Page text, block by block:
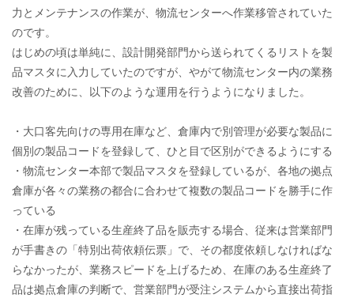
力とメンテナンスの作業が、物流センターへ作業移管されていた
のです。
はじめの頃は単純に、設計開発部門から送られてくるリストを製
品マスタに入力していたのですが、やがて物流センター内の業務
改善のために、以下のような運用を行うようになりました。
・大口客先向けの専用在庫など、倉庫内で別管理が必要な製品に
個別の製品コードを登録して、ひと目で区別ができるようにする
・物流センター本部で製品マスタを登録しているが、各地の拠点
倉庫が各々の業務の都合に合わせて複数の製品コードを勝手に作
っている
・在庫が残っている生産終了品を販売する場合、従来は営業部門
が手書きの「特別出荷依頼伝票」で、その都度依頼しなければな
らなかったが、業務スピードを上げるため、在庫のある生産終了
品は拠点倉庫の判断で、営業部門が受注システムから直接出荷指